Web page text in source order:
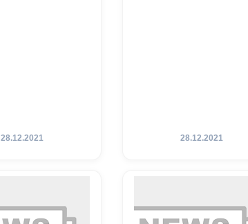
28.12.2021 28.12.2021